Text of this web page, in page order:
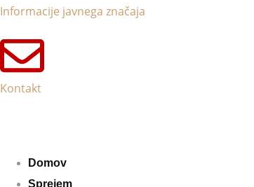
Informacije javnega značaja
Kontakt
Domov
Sprejem